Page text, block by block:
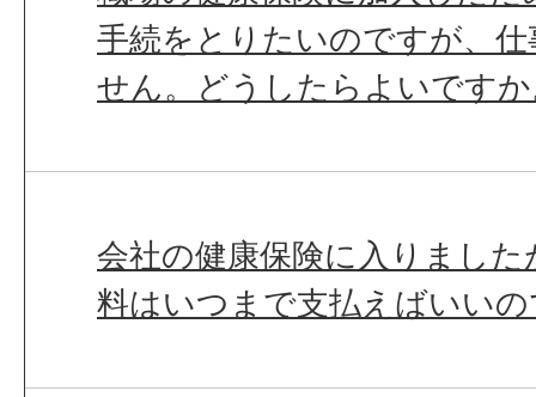
手続をとりたいのですが、
せん。どうしたらよいです
会社の健康保険に入りました
料はいつまで支払えばいい